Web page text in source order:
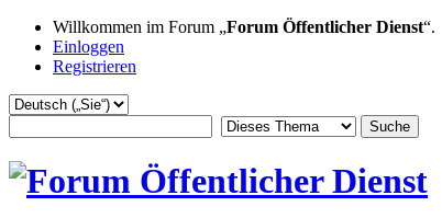
Willkommen im Forum „Forum Öffentlicher Dienst“.
Einloggen
Registrieren